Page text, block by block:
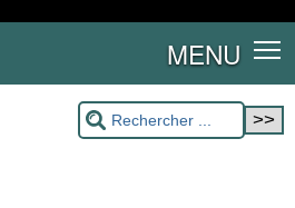
MENU